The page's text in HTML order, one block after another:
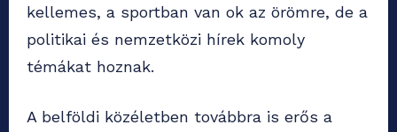
kellemes, a sportban van ok az örömre, de a
politikai és nemzetközi hírek komoly
témákat hoznak.
A belföldi közéletben továbbra is erős a